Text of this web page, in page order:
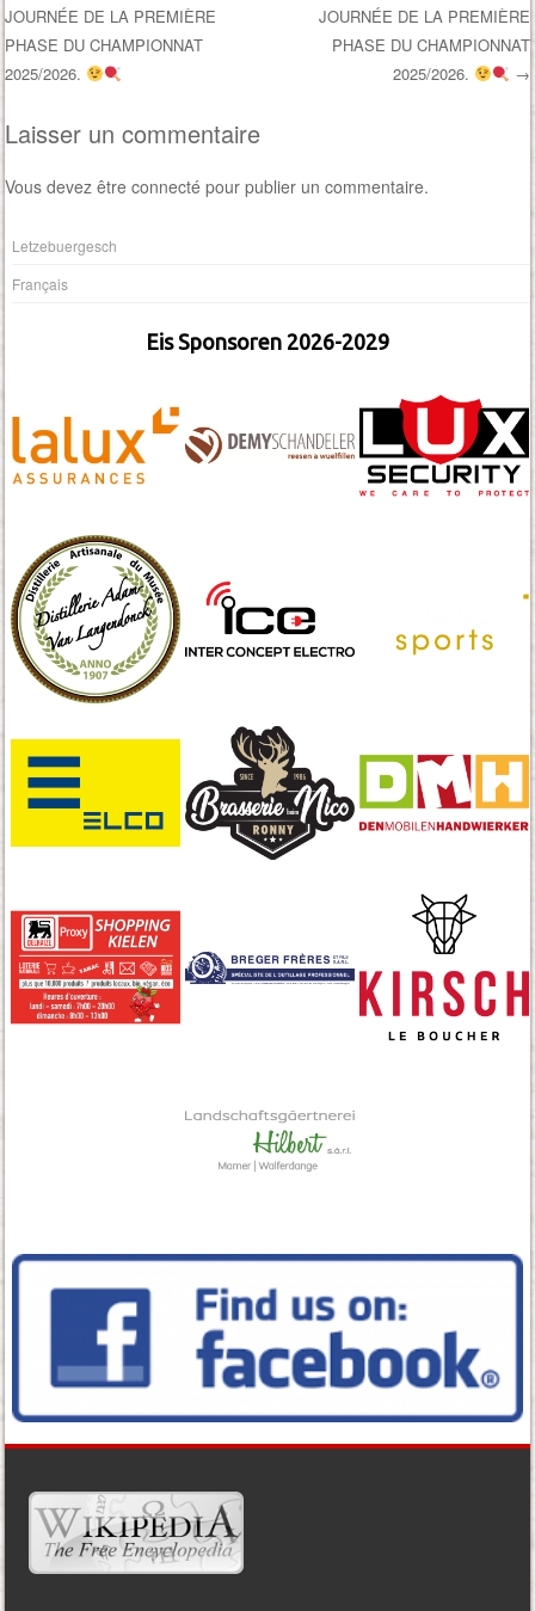
JOURNÉE DE LA PREMIÈRE
PHASE DU CHAMPIONNAT
2025/2026.
JOURNÉE DE LA PREMIÈRE
PHASE DU CHAMPIONNAT
2025/2026.
→
Laisser un commentaire
Vous devezêtre connecté pour publier un commentaire.
Letzebuergesch
Français
Eis Sponsoren 2026-2029